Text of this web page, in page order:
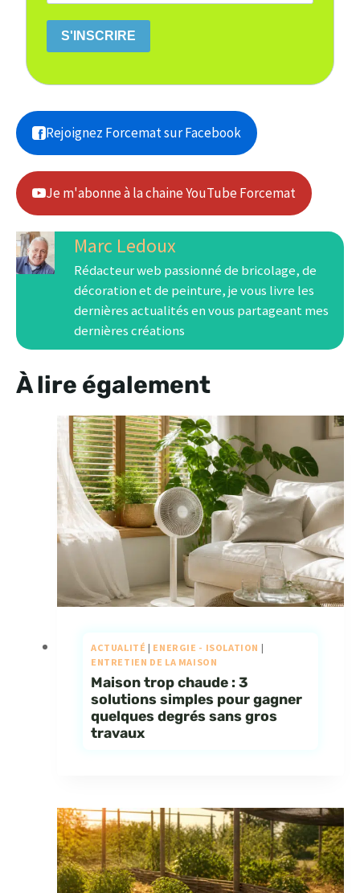
S'INSCRIRE
Rejoignez Forcemat sur Facebook
Je m'abonne à la chaine YouTube Forcemat
Marc Ledoux
Rédacteur web passionné de bricolage, de
décoration et de peinture, je vous livre les
dernières actualités en vous partageant mes
dernières créations
À lire également
ACTUALITÉ | ENERGIE - ISOLATION |
ENTRETIEN DE LA MAISON
Maison trop chaude : 3
solutions simples pour gagner
quelques degrés sans gros
travaux